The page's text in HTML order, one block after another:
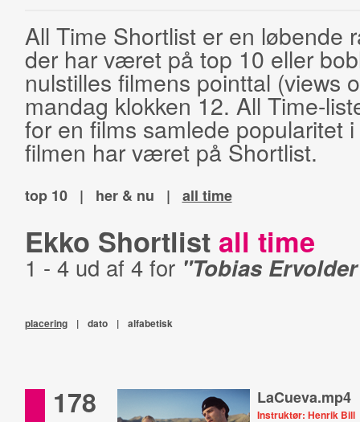
All Time Shortlist er en løbende
der har været på top 10 eller
nulstilles filmens pointtal (views
mandag klokken 12. All Time-
for en films samlede popularitet
filmen har været på Shortlist.
top 10 | her & nu | all time
Ekko Shortlist all time
1 - 4 ud af 4 for "Tobias
placering | dato | alfabetisk
178 LaCueva.mp4
Instruktør: Henrik Bill